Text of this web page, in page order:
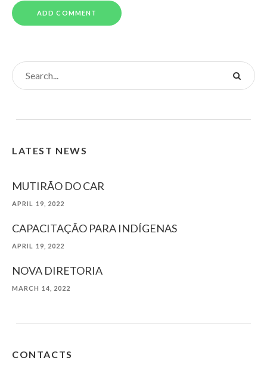
LATEST NEWS
MUTIRÃO DO CAR
APRIL 19, 2022
CAPACITAÇÃO PARA INDÍGENAS
APRIL 19, 2022
NOVA DIRETORIA
MARCH 14, 2022
CONTACTS